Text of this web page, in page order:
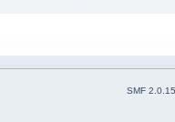
SMF 2.0.15